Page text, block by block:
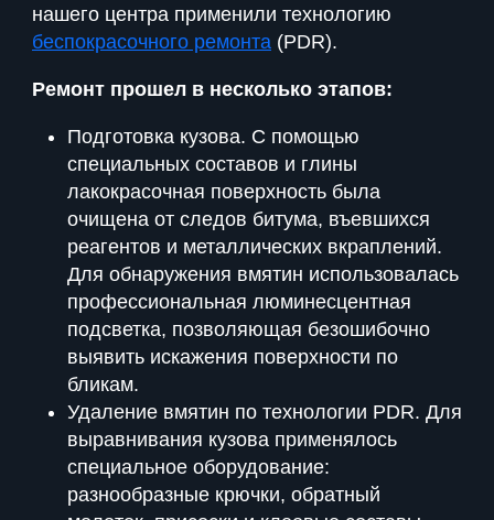
нашего центра применили технологию
беспокрасочного ремонта (PDR).
Ремонт прошел в несколько этапов:
Подготовка кузова. С помощью
специальных составов и глины
лакокрасочная поверхность была
очищена от следов битума, въевшихся
реагентов и металлических вкраплений.
Для обнаружения вмятин использовалась
профессиональная люминесцентная
подсветка, позволяющая безошибочно
выявить искажения поверхности по
бликам.
Удаление вмятин по технологии PDR. Для
выравнивания кузова применялось
специальное оборудование:
разнообразные крючки, обратный